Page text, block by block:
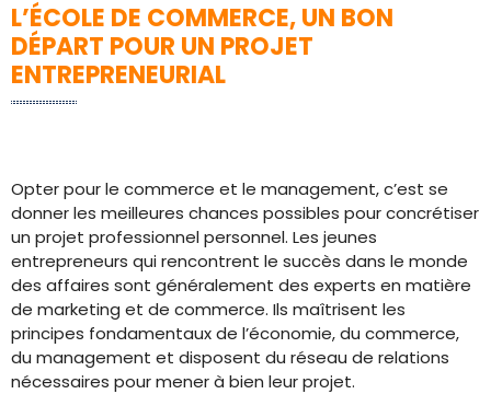
L’ÉCOLE DE COMMERCE, UN BON
DÉPART POUR UN PROJET
ENTREPRENEURIAL
Opter pour le commerce et le management, c’est se
donner les meilleures chances possibles pour concrétiser
un projet professionnel personnel. Les jeunes
entrepreneurs qui rencontrent le succès dans le monde
des affaires sont généralement des experts en matière
de marketing et de commerce. Ils maîtrisent les
principes fondamentaux de l’économie, du commerce,
du management et disposent du réseau de relations
nécessaires pour mener à bien leur projet.